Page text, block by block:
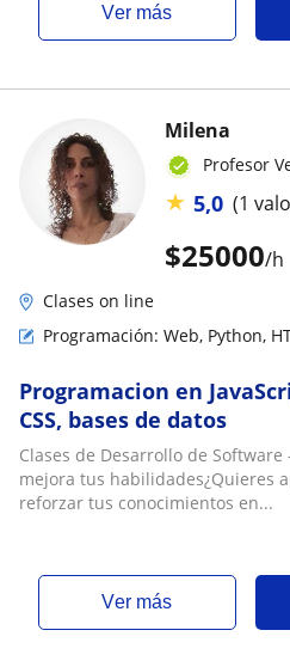
ver más
$25000/h
Milena
Profesor
★ 5,0 (1
Clases on line
Programación: Web, Python,
Programacion en
CSS, bases de datos
Clases de Desarrollo de
mejora tus habilidades¿Quieres
reforzar tus conocimientos en...
ver más